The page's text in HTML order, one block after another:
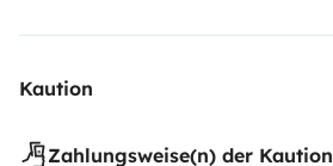
Kaution
Zahlungsweise(n) der Kaution